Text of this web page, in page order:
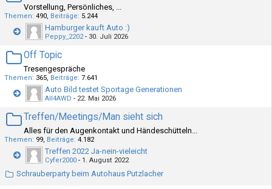
Vorstellung, Persönliches, ...
Themen 490 Beiträge 5.244
Hamburger kauft Auto :)
Peppy_2202- 30. Juli 2026
Off Topic
Tresengespräche
Themen 365 Beiträge 7.641
Auto Bild testet Sportage Generationen
All4AWD - 22. Mai 2026
Treffen/Meetings/Man sieht sich
Alles für den Augenkontakt und Händeschütteln...
Themen 99 Beiträge 4.182
Treffen 2022 Ja-nein-vieleicht
Cyfer2000 - 1. August 2022
Schrauberparty beim Autohaus Putzlacher